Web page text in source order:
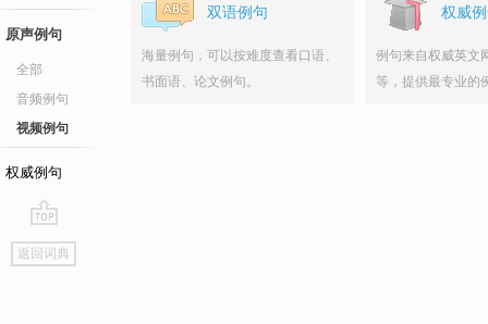
原声例句
全部
音频例句
视频例句
权威例句
go
top
返回词典
双语例句
海量例句，可以按难度查看口语、
书面语、论文例句。
权威
例句来自权威英文
等，提供最专业的